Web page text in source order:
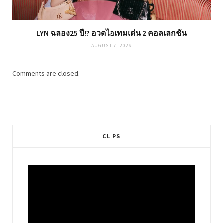
LYN ฉลอง25 ปี!? อวดไอเทมเด่น 2 คอลเลกชัน
AUGUST 7, 2026
Comments are closed.
CLIPS